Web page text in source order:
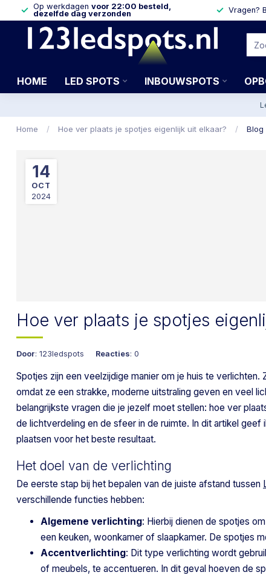
Op werkdagen voor 22:00 besteld,
dezelfde dag verzonden
Vragen?
HOME LED SPOTS INBOUWSPOTS
Home / Hoe ver plaats je spotjes eigenlijk uit elkaar? / Blog
14
OCT
2024
Hoe ver plaats je spotjes
Door: 123ledspots Reacties: 0
Spotjes zijn een veelzijdige manier om je huis te
omdat ze een strakke, moderne uitstraling geven en veel
belangrijkste vragen die je jezelf moet stellen: hoe ver
de lichtverdeling en de sfeer in de ruimte. In dit artikel
plaatsen voor het beste resultaat.
Het doel van de verlichting
De eerste stap bij het bepalen van de juiste afstand tussen
verschillende functies hebben:
Algemene verlichting: Hierbij dienen de spotjes
een keuken, woonkamer of slaapkamer. De spotjes
Accentverlichting: Dit type verlichting wordt
of meubels, te accentueren. In dit geval hoeven de